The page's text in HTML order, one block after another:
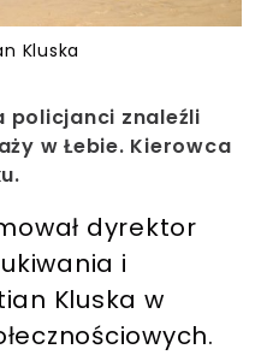
Kluska
policjanci znaleźli
w Łebie. Kierowca
dyrektor
i
Kluska w